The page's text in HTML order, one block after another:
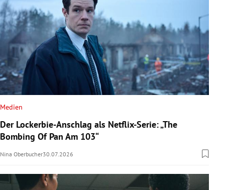
Medien
Der Lockerbie-Anschlag als Netflix-Serie: „The
Bombing Of Pan Am 103“
Nina Oberbucher30.07.2026